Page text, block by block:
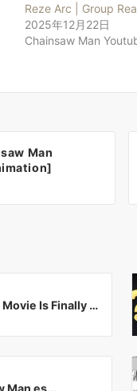
Reze Arc | Group
2025年12月22日
Chainsaw Man
Man
Is Finally …
Man es...